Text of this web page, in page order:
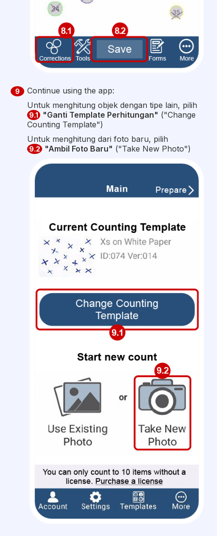
9
Continue using the app:
Untuk menghitung objek dengan tipe lain, pilih
9.1 "Ganti Template Perhitungan" ("Change
Counting Template")
Untuk menghitung dari foto baru, pilih
9.2 "Ambil Foto Baru" ("Take New Photo")